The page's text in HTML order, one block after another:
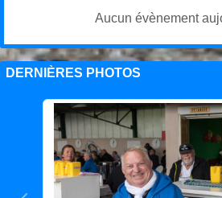
Aucun évènement
DERNIÈRES PHOTOS